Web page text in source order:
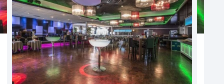
Contact
Aantal hotelkamers 1